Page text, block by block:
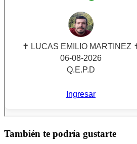
También te podría gustarte